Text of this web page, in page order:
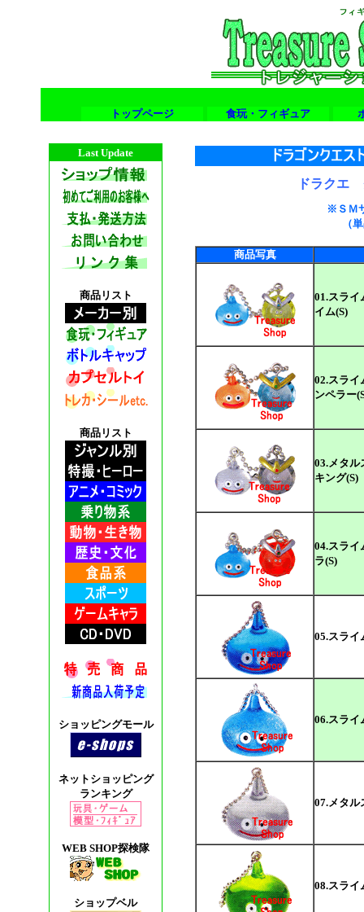
トップページ 食玩・フィギュア
Last Update
商品リスト
商品リスト
ショッピングモール
ネットショッピング
ランキング
WEB SHOP探検隊
ショップベル
ドラクエ
※ＳＭ
（
商品写真
01.スライ
イム(S)
02.スライ
ンペラー
03.メタル
キング(S)
04.スライ
ラ(S)
05.スライ
06.スライ
07.メタル
08.スライ